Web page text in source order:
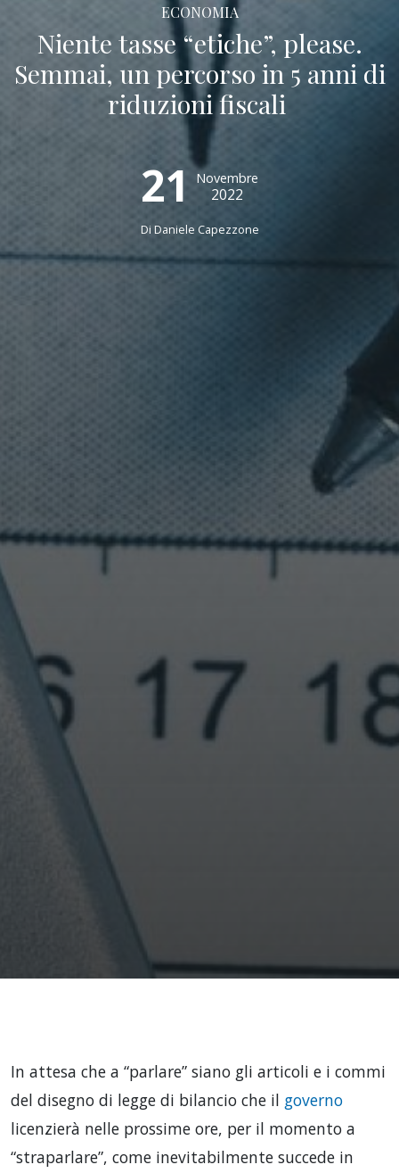
ECONOMIA
Niente tasse “etiche”, please.
Semmai, un percorso in 5 anni di
riduzioni fiscali
21 Novembre
2022
Di Daniele Capezzone
In attesa che a “parlare” siano gli articoli e i commi
del disegno di legge di bilancio che il governo
licenzierà nelle prossime ore, per il momento a
“straparlare”, come inevitabilmente succede in